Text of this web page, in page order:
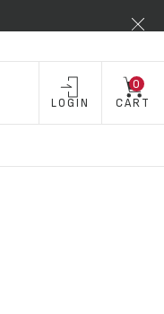
LOGIN
0
CART